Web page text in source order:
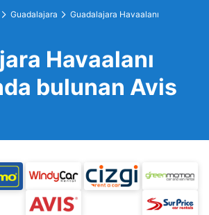
Guadalajara
Guadalajara Havaalanı
Havaalanı
bulunan Avis